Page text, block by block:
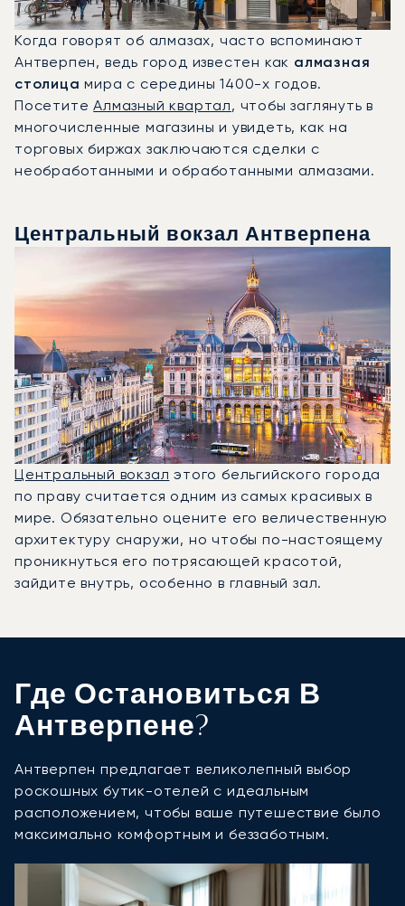
Когда говорят об алмазах, часто вспоминают
Антверпен, ведь город известен как алмазная
столица мира с середины 1400-х годов.
ПосетитеАлмазный квартал, чтобы заглянуть в
многочисленные магазины и увидеть, как на
торговых биржах заключаются сделки с
необработанными и обработанными алмазами.
Центральный вокзал Антверпена
Центральный вокзал этого бельгийского города
по праву считается одним из самых красивых в
мире. Обязательно оцените его величественную
архитектуру снаружи, но чтобы по-настоящему
проникнуться его потрясающей красотой,
зайдите внутрь, особенно в главный зал.
Где Остановиться В
Антверпене?
Антверпен предлагает великолепный выбор
роскошных бутик-отелей с идеальным
расположением, чтобы ваше путешествие было
максимально комфортным и беззаботным.